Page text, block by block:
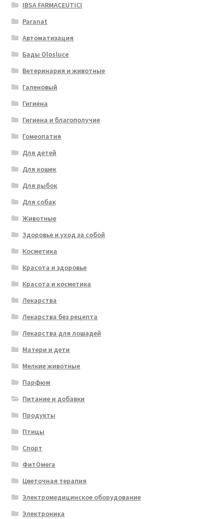
IBSA FARMACEUTICI
Paranat
Автоматизация
Бады Olosluce
Ветеринария и животные
Галеновый
Гигиена
Гигиена и благополучие
Гомеопатия
Для детей
Для кошек
Для рыбок
Для собак
Животные
Здоровье и уход за собой
Косметика
Красота и здоровье
Красота и косметика
Лекарства
Лекарства без рецепта
Лекарства для лошадей
Матери и дети
Мелкие животные
Парфюм
Питание и добавки
Продукты
Птицы
Спорт
ФитОмега
Цветочная терапия
Электромедицинское оборудование
Электроника